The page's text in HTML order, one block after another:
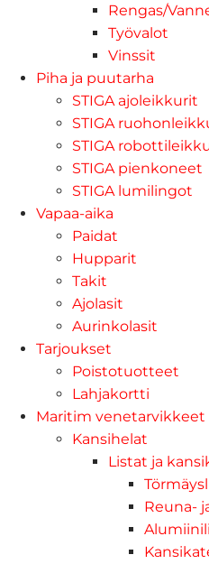
Rengas/
Työvalot
Vinssit
Piha ja puutarha
STIGA ajoleikkurit
STIGA
STIGA
STIGA pienkoneet
STIGA lumilingot
Vapaa-aika
Paidat
Hupparit
Takit
Ajolasit
Aurinkolasit
Tarjoukset
Poistotuotteet
Lahjakortti
Maritim venetarvikkeet
Kansihelat
Listat ja
Reuna-